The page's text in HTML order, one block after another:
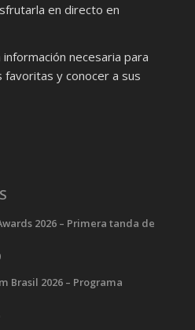
en directo en
necesaria para
favoritas y conocer a sus
2026 – Primera tanda de
Brasil 2026 – Programa